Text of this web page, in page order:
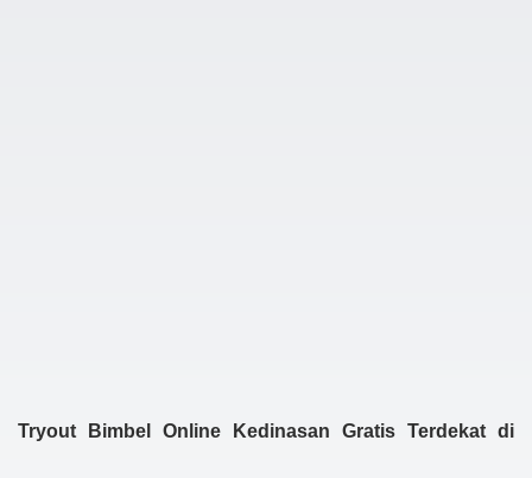
Tryout Bimbel Online Kedinasan Gratis Terdekat di